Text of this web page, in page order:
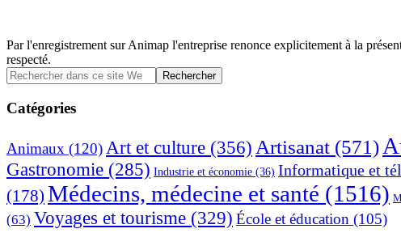
Par l'enregistrement sur Animap l'entreprise renonce explicitement à la
respecté.
Barre
latérale
principale
Rechercher
dans
ce
site
Catégories
Animaux (120) Art et culture (356) Artisanat (571)
Gastronomie (285) Industrie et économie (36) Informatique et
(178) Médecins, médecine et santé (1516)
(63) Voyages et tourisme (329) École et éducation (105)